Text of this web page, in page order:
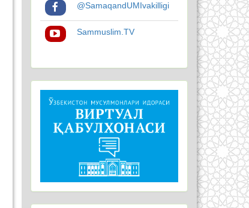
@SamaqandUMIvakilligi
Sammuslim.TV